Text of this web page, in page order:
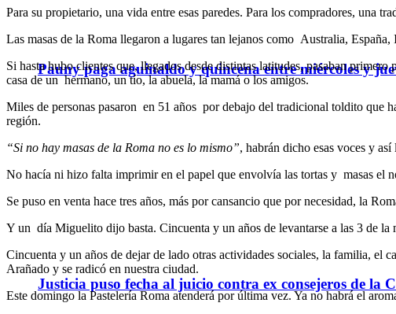
Pauny paga aguinaldo y quincena entre miércoles y
Justicia puso fecha al juicio contra ex consejeros de la
Para su propietario, una vida entre esas paredes. Para los compradores, una
Las masas de la Roma llegaron a lugares tan lejanos como Australia,
Si hasta hubo clientes que, llegados desde distintas latitudes, pasaban
casa de un hermano, un tío, la abuela, la mamá o los amigos.
Miles de personas pasaron en 51 años por debajo del tradicional toldito que
región.
“Si no hay masas de la Roma no es lo mismo”, habrán dicho esas voces y
No hacía ni hizo falta imprimir en el papel que envolvía las tortas y masas el
Se puso en venta hace tres años, más por cansancio que por necesidad, la
Y un día Miguelito dijo basta. Cincuenta y un años de levantarse a las 3 de
Cincuenta y un años de dejar de lado otras actividades sociales, la familia, el
Arañado y se radicó en nuestra ciudad.
Este domingo la Pastelería Roma atenderá por última vez. Ya no habrá el